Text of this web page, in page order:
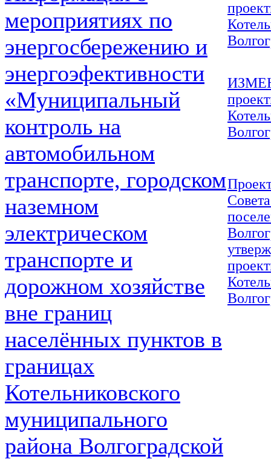
мероприятиях по
энергосбережению и
энергоэфективности
«Муниципальный
контроль на
автомобильном
транспорте, городском
наземном
электрическом
транспорте и
дорожном хозяйстве
вне границ
населённых пунктов в
границах
Котельниковского
муниципального
района Волгоградской